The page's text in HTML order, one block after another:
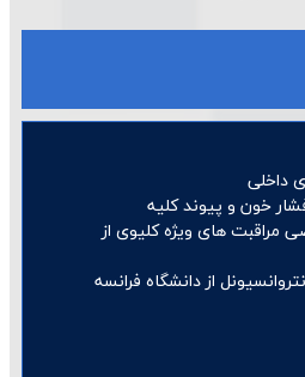
داخلی
خون و پیوند کلیه
های ویژه کلیوی از
از دانشگاه فرانسه